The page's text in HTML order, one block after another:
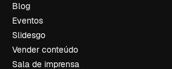
Blog
Eventos
Slidesgo
Vender conteúdo
Sala de imprensa